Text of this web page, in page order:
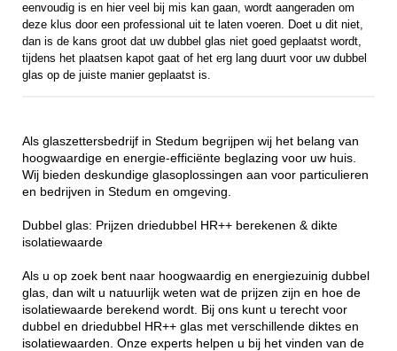
eenvoudig is en hier veel bij mis kan gaan, wordt aangeraden om
deze klus door een professional uit te laten voeren. Doet u dit niet,
dan is de kans groot dat uw dubbel glas niet goed geplaatst wordt,
tijdens het plaatsen kapot gaat of het erg lang duurt voor uw dubbel
glas op de juiste manier geplaatst is.
Als glaszettersbedrijf in Stedum begrijpen wij het belang van
hoogwaardige en energie-efficiënte beglazing voor uw huis.
Wij bieden deskundige glasoplossingen aan voor particulieren
en bedrijven in Stedum en omgeving.
Dubbel glas: Prijzen driedubbel HR++ berekenen & dikte
isolatiewaarde
Als u op zoek bent naar hoogwaardig en energiezuinig dubbel
glas, dan wilt u natuurlijk weten wat de prijzen zijn en hoe de
isolatiewaarde berekend wordt. Bij ons kunt u terecht voor
dubbel en driedubbel HR++ glas met verschillende diktes en
isolatiewaarden. Onze experts helpen u bij het vinden van de